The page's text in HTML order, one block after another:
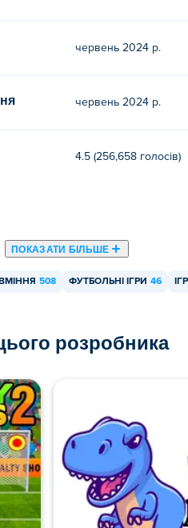
червень 2024 р.
червень 2024 р.
4.5 (256,658 голосів)
ПОКАЗАТИ БІЛЬШЕ
508 ФУТБОЛЬНІ ІГРИ 46
розробника